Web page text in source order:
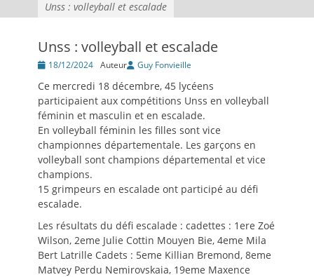
Unss : volleyball et escalade
Unss : volleyball et escalade
Posté18/12/2024 Auteur Guy Fonvieille
Ce mercredi 18 décembre, 45 lycéens
participaient aux compétitions Unss en volleyball
féminin et masculin et en escalade.
En volleyball féminin les filles sont vice
championnes départementale. Les garçons en
volleyball sont champions départemental et vice
champions.
15 grimpeurs en escalade ont participé au défi
escalade.
Les résultats du défi escalade : cadettes : 1ere Zoé
Wilson, 2eme Julie Cottin Mouyen Bie, 4eme Mila
Bert Latrille Cadets : 5eme Killian Bremond, 8eme
Matvey Perdu Nemirovskaia, 19eme Maxence